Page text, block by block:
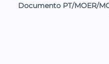
Documento PT/MOER/